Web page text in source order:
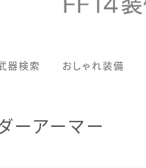
器検索 おしゃれ装備
男女別デザイン
ーアーマー